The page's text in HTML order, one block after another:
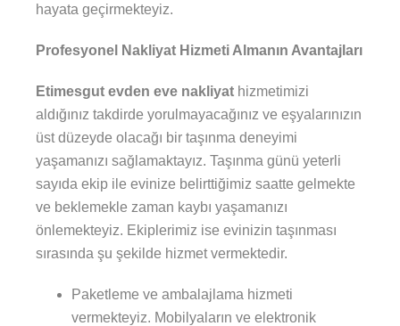
hayata geçirmekteyiz.
Profesyonel Nakliyat Hizmeti Almanın Avantajları
Etimesgut evden eve nakliyat hizmetimizi
aldığınız takdirde yorulmayacağınız ve eşyalarınızın
üst düzeyde olacağı bir taşınma deneyimi
yaşamanızı sağlamaktayız. Taşınma günü yeterli
sayıda ekip ile evinize belirttiğimiz saatte gelmekte
ve beklemekle zaman kaybı yaşamanızı
önlemekteyiz. Ekiplerimiz ise evinizin taşınması
sırasında şu şekilde hizmet vermektedir.
Paketleme ve ambalajlama hizmeti
vermekteyiz. Mobilyaların ve elektronik